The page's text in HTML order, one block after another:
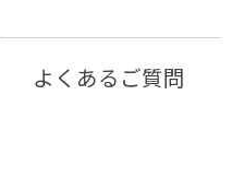
よくあるご質問